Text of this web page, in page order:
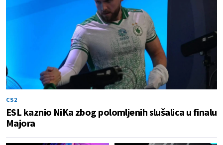
CS2
ESL kaznio NiKa zbog polomljenih slušalica u finalu
Majora